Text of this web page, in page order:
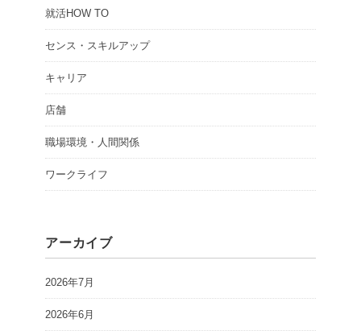
就活HOW TO
センス・スキルアップ
キャリア
店舗
職場環境・人間関係
ワークライフ
アーカイブ
2026年7月
2026年6月